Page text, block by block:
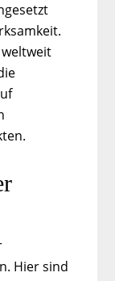
Hier sind